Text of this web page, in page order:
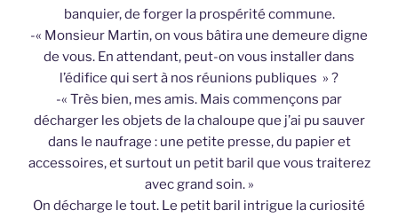
banquier, de forger la prospérité commune.
-« Monsieur Martin, on vous bâtira une demeure digne
de vous. En attendant, peut-on vous installer dans
l’édifice qui sert à nos réunions publiques » ?
-« Très bien, mes amis. Mais commençons par
décharger les objets de la chaloupe que j’ai pu sauver
dans le naufrage : une petite presse, du papier et
accessoires, et surtout un petit baril que vous traiterez
avec grand soin. »
On décharge le tout. Le petit baril intrigue la curiosité